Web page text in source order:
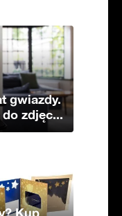
gwiazdy.
zdjęc...
Kup